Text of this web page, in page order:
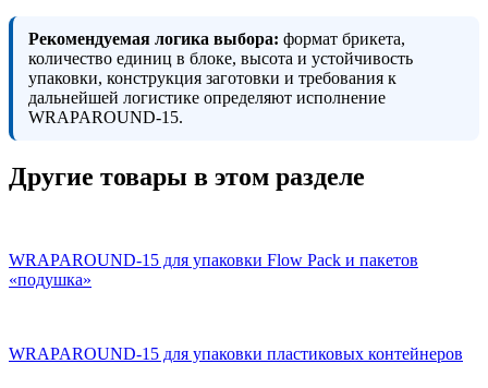
Рекомендуемая логика выбора: формат брикета,
количество единиц в блоке, высота и устойчивость
упаковки, конструкция заготовки и требования к
дальнейшей логистике определяют исполнение
WRAPAROUND-15.
Другие товары в этом разделе
WRAPAROUND-15 для упаковки Flow Pack и пакетов
«подушка»
WRAPAROUND-15 для упаковки пластиковых контейнеров